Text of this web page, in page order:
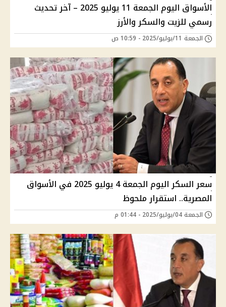
الأسواق اليوم الجمعة 11 يوليو 2025 – آخر تحديث
رسمي للزيت والسكر والأرز
الجمعة 11/يوليو/2025 - 10:59 ص
سعر السكر اليوم الجمعة 4 يوليو 2025 في الأسواق
المصرية.. استقرار ملحوظ
الجمعة 04/يوليو/2025 - 01:44 م